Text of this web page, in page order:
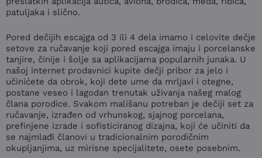
patuljaka i slično.
Pored dečijih escajga od 3 ili 4 dela imamo i celovite dečje
setove za ručavanje koji pored escajga imaju i porcelanske
tanjire, činije i šolje sa aplikacijama popularnih junaka. U
našoj internet prodavnici kupite dečji pribor za jelo i
učinićete da obrok, koji dete ume da mrljavi i otegne,
postane veseo i lagodan trenutak uživanja našeg malog
člana porodice. Svakom mališanu potreban je dečiji set za
ručavanje, izrađen od vrhunskog, sjajnog porcelana,
prefinjene izrade i sofisticiranog dizajna, koji će učiniti da
se najmlađi članovi u tradicionalnim porodičnim
okupljanjima, uz mirisne specijalitete, osete posebnim.